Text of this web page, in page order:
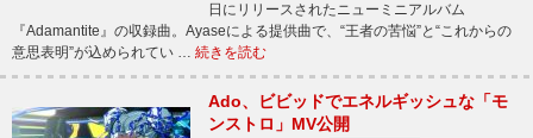
日にリリースされたニューミニアルバム
『Adamantite』の収録曲。Ayaseによる提供曲で、“王者の苦悩”と“これからの
意思表明”が込められてい … 続きを読む
Ado、ビビッドでエネルギッシュな「モ
ンストロ」MV公開